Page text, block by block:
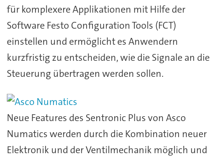
für komplexere Applikationen mit Hilfe der
Software Festo Configuration Tools (FCT)
einstellen und ermöglicht es Anwendern
kurzfristig zu entscheiden, wie die Signale an die
Steuerung übertragen werden sollen.
Neue Features des Sentronic Plus von Asco
Numatics werden durch die Kombination neuer
Elektronik und der Ventilmechanik möglich und